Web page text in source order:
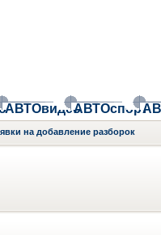
АВТОвидеоАВТОспорт
на добавление разборок